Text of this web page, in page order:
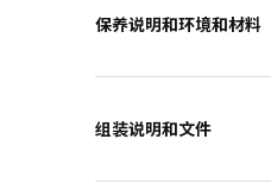
保养说明和环境和材料
组装说明和文件